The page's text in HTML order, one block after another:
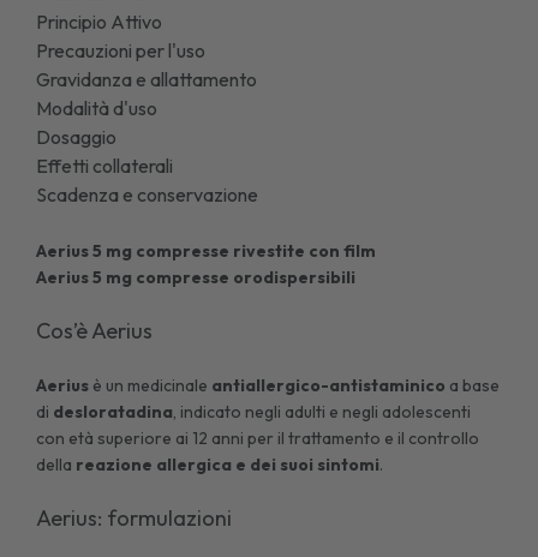
Principio Attivo
Precauzioni per l'uso
Gravidanza e allattamento
Modalità d'uso
Dosaggio
Effetti collaterali
Scadenza e conservazione
Aerius 5 mg compresse rivestite con film
Aerius 5 mg compresse orodispersibili
Cos’è Aerius
Aerius è un medicinale antiallergico-antistaminico a base
di desloratadina, indicato negli adulti e negli adolescenti
con età superiore ai 12 anni per il trattamento e il controllo
della reazione allergica e dei suoi sintomi.
Aerius: formulazioni